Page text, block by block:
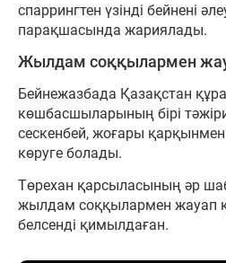
спаррингтен үзінді бейнені
парақшасында жариялады.
Жылдам соққылармен
Бейнежазбада Қазақстан
көшбасшыларының бірі
сескенбей, жоғары қарқынмен
көруге болады.
Төрехан қарсыласының әр
жылдам соққылармен жауап
белсенді қимылдаған.